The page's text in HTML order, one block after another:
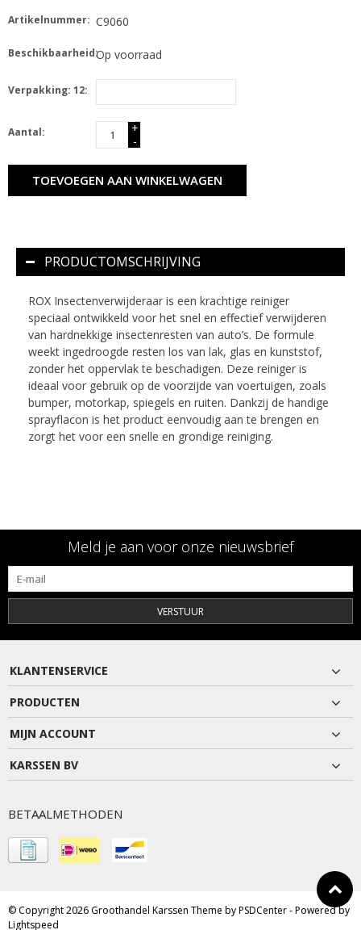
Artikelnummer: C9060
Beschikbaarheid:Op voorraad
Verpakking: 12:
Aantal:
+
-
TOEVOEGEN AAN WINKELWAGEN
PRODUCTOMSCHRIJVING
ROX Insectenverwijderaar is een krachtige reiniger
speciaal ontwikkeld voor het snel en effectief verwijderen
van hardnekkige insectenresten van auto’s. De formule
weekt ingedroogde resten los van lak, glas en kunststof,
zonder het oppervlak te beschadigen. Deze reiniger is
ideaal voor gebruik op de voorzijde van voertuigen, zoals
bumper, motorkap, spiegels en ruiten. Dankzij de handige
sprayflacon is het product eenvoudig aan te brengen en
zorgt het voor een snelle en grondige reiniging.
Meld je aan voor onze nieuwsbrief
VERSTUUR
KLANTENSERVICE
PRODUCTEN
MIJN ACCOUNT
KARSSEN BV
BETAALMETHODEN
© Copyright 2026 Groothandel Karssen Theme byPSDCenter- Powered by
Lightspeed